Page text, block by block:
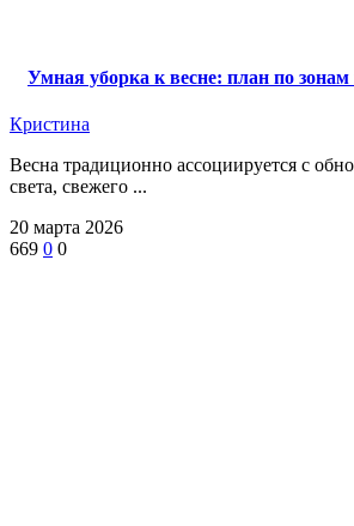
Умная уборка к весне: план по зонам
Кристина
Весна традиционно ассоциируется с
света, свежего ...
20 марта 2026
669 0 0